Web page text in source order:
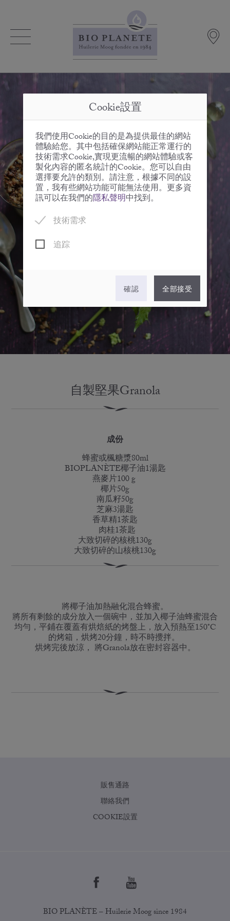
Cookie設置
我們使用Cookie的目的是為提供最佳的網站
體驗給您。其中包括確保網站能正常運行的
技術需求Cookie,實現更流暢的網站體驗或客
製化內容的匿名統計的Cookie。您可以自由
選擇要允許的類別。請注意，根據不同的設
置，我有些網站功能可能無法使用。更多資
訊可以在我們的隱私聲明中找到。
技術需求
追踪
確認 全部接受
自製堅果Granola
成份
蜂蜜或楓糖漿80ml
BIOPLANÈTE椰子油1湯匙
燕麥片100 g
椰片50g
南瓜籽50g
芝麻3湯匙
香草精1茶匙
肉桂1茶匙
大致切碎的核桃130g
大致切碎的山核桃130g
將椰子油加熱融化混合蜂蜜。
將所有剩餘的成分放入一個碗中，並加入椰子油蜂蜜混合
均勻，平鋪在覆蓋有烘焙紙的烤盤上，放入預熱至150°C
的烤箱，烘烤20分鐘，時不時攪拌。
烘烤完後放涼， 將Granola放在密封容器中。
販售通路
聯絡我們
COOKIE設置
BIO PLANÈTE – Huilerie Moog since 1984